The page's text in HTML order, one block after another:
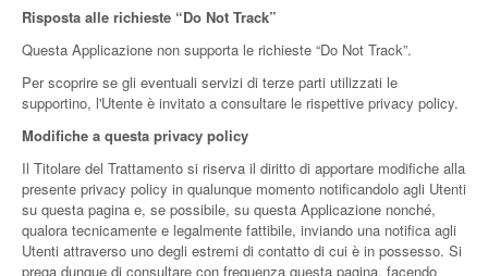
Risposta alle richieste “Do Not Track”
Questa Applicazione non supporta le richieste “Do Not Track”.
Per scoprire se gli eventuali servizi di terze parti utilizzati le
supportino, l'Utente è invitato a consultare le rispettive privacy policy.
Modifiche a questa privacy policy
Il Titolare del Trattamento si riserva il diritto di apportare modifiche alla
presente privacy policy in qualunque momento notificandolo agli Utenti
su questa pagina e, se possibile, su questa Applicazione nonché,
qualora tecnicamente e legalmente fattibile, inviando una notifica agli
Utenti attraverso uno degli estremi di contatto di cui è in possesso. Si
prega dunque di consultare con frequenza questa pagina, facendo